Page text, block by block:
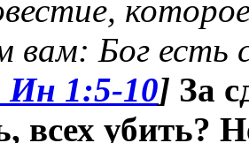
вам: Бог есть
Ин 1:5-10] За
всех убить?